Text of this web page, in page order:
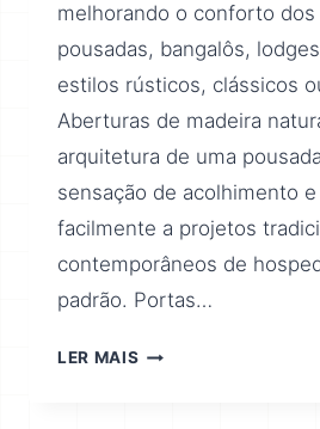
melhorando o conforto
pousadas, bangalôs,
estilos rústicos, clássicos
Aberturas de madeira
arquitetura de uma
sensação de acolhimento
facilmente a projetos
contemporâneos de
padrão. Portas…
LER MAIS